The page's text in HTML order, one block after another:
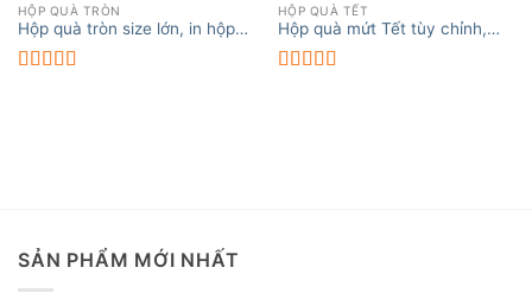
HỘP QUÀ TRÒN
Hộp quà tròn size lớn, in hộp
tròn đường kính lớn
HỘP QUÀ TẾT
Hộp quà mứt Tết tùy chỉnh,
đảm bảo chất lượng
SẢN PHẨM MỚI NHẤT